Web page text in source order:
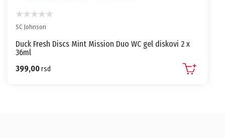
SC Johnson
Duck Fresh Discs Mint Mission Duo WC gel diskovi 2 x
36ml
399,00rsd